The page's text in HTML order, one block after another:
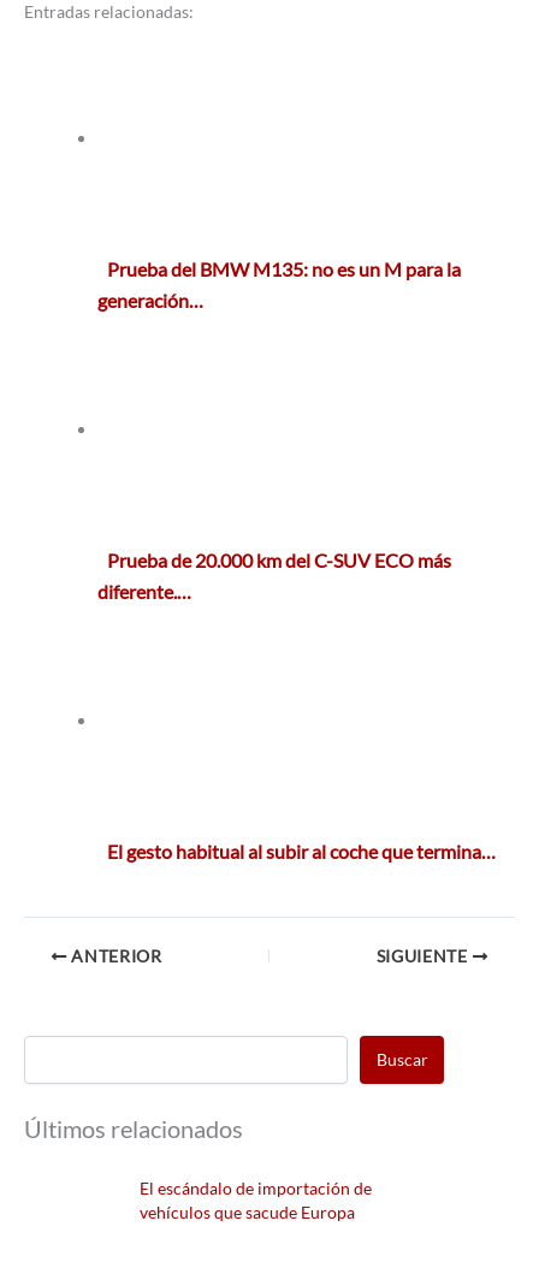
Entradas relacionadas:
Prueba del BMW M135: no es un M para la
generación…
Prueba de 20.000 km del C-SUV ECO más
diferente.…
El gesto habitual al subir al coche que termina…
ANTERIOR SIGUIENTE
Buscar
Últimos relacionados
El escándalo de importación de
vehículos que sacude Europa